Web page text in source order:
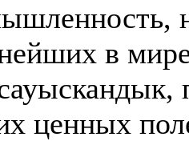
в
ценных